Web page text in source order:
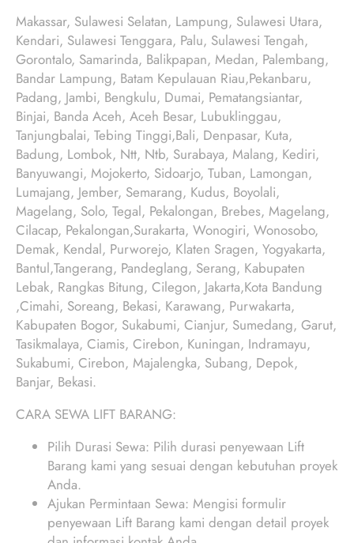
Makassar, Sulawesi Selatan, Lampung, Sulawesi Utara,
Kendari, Sulawesi Tenggara, Palu, Sulawesi Tengah,
Gorontalo, Samarinda, Balikpapan, Medan, Palembang,
Bandar Lampung, Batam Kepulauan Riau,Pekanbaru,
Padang, Jambi, Bengkulu, Dumai, Pematangsiantar,
Binjai, Banda Aceh, Aceh Besar, Lubuklinggau,
Tanjungbalai, Tebing Tinggi,Bali, Denpasar, Kuta,
Badung, Lombok, Ntt, Ntb, Surabaya, Malang, Kediri,
Banyuwangi, Mojokerto, Sidoarjo, Tuban, Lamongan,
Lumajang, Jember, Semarang, Kudus, Boyolali,
Magelang, Solo, Tegal, Pekalongan, Brebes, Magelang,
Cilacap, Pekalongan,Surakarta, Wonogiri, Wonosobo,
Demak, Kendal, Purworejo, Klaten Sragen, Yogyakarta,
Bantul,Tangerang, Pandeglang, Serang, Kabupaten
Lebak, Rangkas Bitung, Cilegon, Jakarta,Kota Bandung
,Cimahi, Soreang, Bekasi, Karawang, Purwakarta,
Kabupaten Bogor, Sukabumi, Cianjur, Sumedang, Garut,
Tasikmalaya, Ciamis, Cirebon, Kuningan, Indramayu,
Sukabumi, Cirebon, Majalengka, Subang, Depok,
Banjar, Bekasi.
CARA SEWA LIFT BARANG:
Pilih Durasi Sewa: Pilih durasi penyewaan Lift
Barang kami yang sesuai dengan kebutuhan proyek
Anda.
Ajukan Permintaan Sewa: Mengisi formulir
penyewaan Lift Barang kami dengan detail proyek